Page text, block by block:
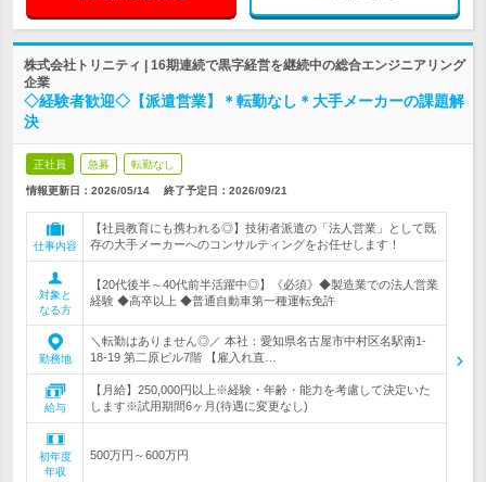
株式会社トリニティ | 16期連続で黒字経営を継続中の総合エンジニアリング
企業
◇経験者歓迎◇【派遣営業】＊転勤なし＊大手メーカーの課題解
決
正社員 急募 転勤なし
情報更新日：2026/05/14 終了予定日： 2026/09/21
仕事内容
【社員教育にも携われる◎】技術者派遣の「法人営業」として既
存の大手メーカーへのコンサルティングをお任せします！
対象と
なる方
【20代後半～40代前半活躍中◎】《必須》◆製造業での法人営業
経験 ◆高卒以上 ◆普通自動車第一種運転免許
勤務地
＼転勤はありません◎／ 本社：愛知県名古屋市中村区名駅南1-
18-19 第二原ビル7階 【雇入れ直…
給与
【月給】250,000円以上※経験・年齢・能力を考慮して決定いた
します※試用期間6ヶ月(待遇に変更なし)
初年度
年収
500万円～600万円